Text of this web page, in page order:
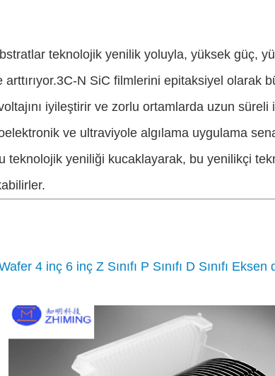
teknolojik yenilik yoluyla, yüksek güç,
N SiC filmlerini epitaksiyel olarak
iyileştirir ve zorlu ortamlarda uzun
ve ultraviyole algılama uygulama
teknolojik yeniliği kucaklayarak, bu yenilikçi
4 inç 6 inç Z Sınıfı P Sınıfı D Sınıfı